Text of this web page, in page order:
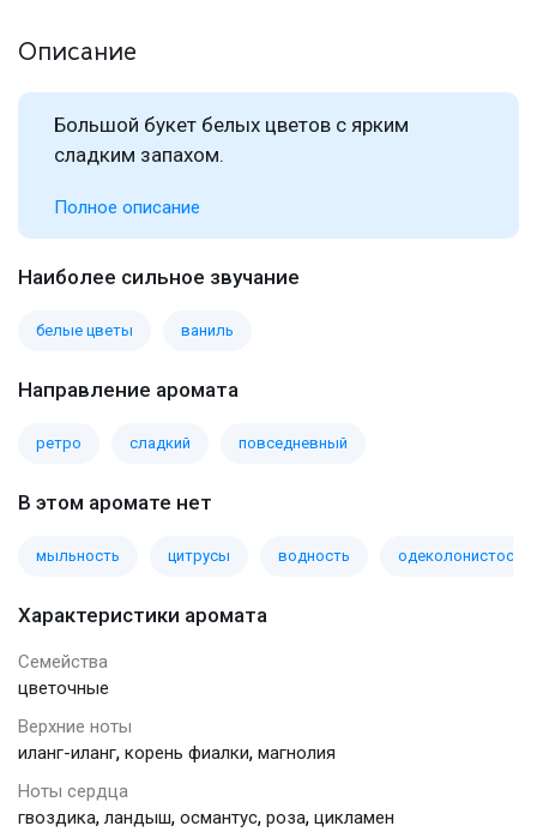
Описание
Большой букет белых цветов с ярким
сладким запахом.
Полное описание
Наиболее сильное звучание
белые цветы ваниль
Направление аромата
ретро сладкий повседневный
В этом аромате нет
мыльность цитрусы водность одеколонистость
Характеристики аромата
Семейства
цветочные
Верхние ноты
иланг-иланг, корень фиалки, магнолия
Ноты сердца
гвоздика, ландыш, османтус, роза, цикламен